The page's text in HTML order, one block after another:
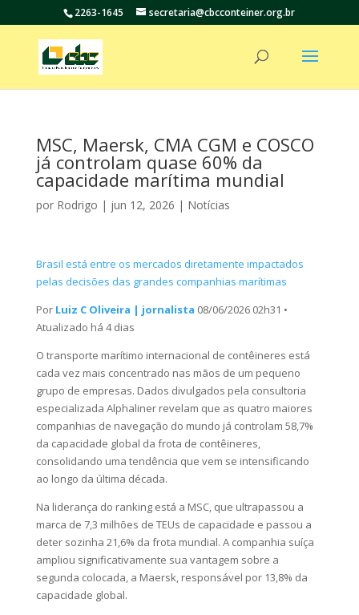
2263-1645 secretaria@cbcconteiner.org.br
MSC, Maersk, CMA CGM e COSCO
já controlam quase 60% da
capacidade marítima mundial
por Rodrigo | jun 12, 2026 | Notícias
Brasil está entre os mercados diretamente impactados
pelas decisões das grandes companhias marítimas
Por Luiz C Oliveira | jornalista 08/06/2026 02h31 •
Atualizado há 4 dias
O transporte marítimo internacional de contêineres está
cada vez mais concentrado nas mãos de um pequeno
grupo de empresas. Dados divulgados pela consultoria
especializada Alphaliner revelam que as quatro maiores
companhias de navegação do mundo já controlam 58,7%
da capacidade global da frota de contêineres,
consolidando uma tendência que vem se intensificando
ao longo da última década.
Na liderança do ranking está a MSC, que ultrapassou a
marca de 7,3 milhões de TEUs de capacidade e passou a
deter sozinha 21,6% da frota mundial. A companhia suíça
ampliou significativamente sua vantagem sobre a
segunda colocada, a Maersk, responsável por 13,8% da
capacidade global.